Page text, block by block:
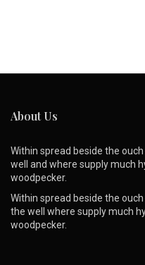
About Us
Within spread beside the
well and where supply much
woodpecker.
Within spread beside the
the well where supply much
woodpecker.